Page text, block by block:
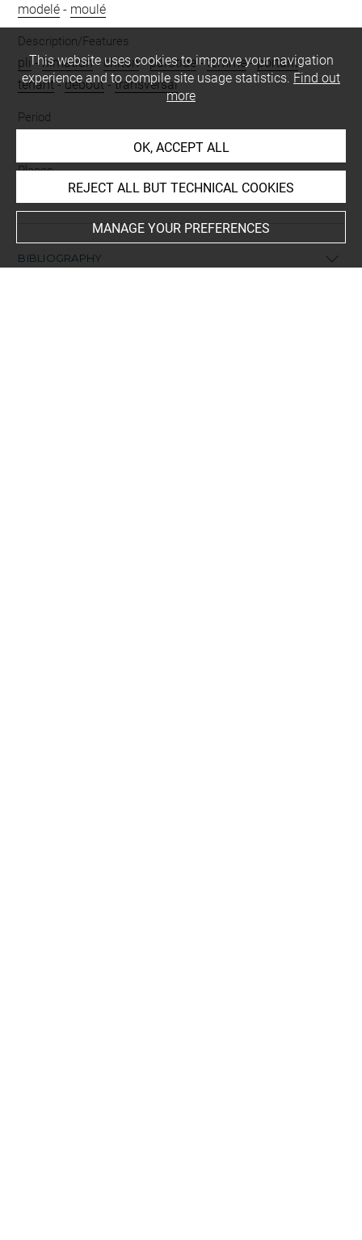
modelé - moulé
Description/Features
pli-himation- chitôn-parotide-femme-portant-
tenant-debout-transversal
Period
Places
Italie méridionale
BIBLIOGRAPHY
This website uses cookies to improve your navigation
experience and to compile site usage statistics. Find out
more
OK, ACCEPT ALL
REJECT ALL BUT TECHNICAL COOKIES
MANAGE YOUR PREFERENCES